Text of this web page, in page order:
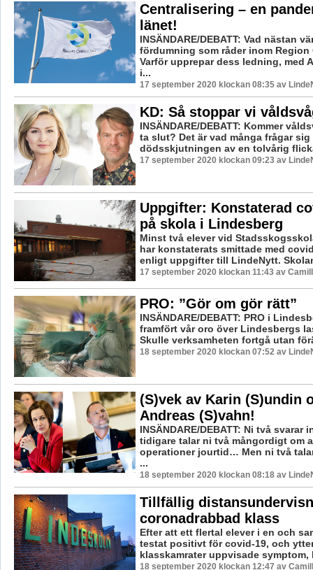
Centralisering – en
länet!
INSÄNDARE/DEBATT: Vad nästan
fördumning som råder inom Region
Varför upprepar dess ledning, med
i...
17 september 2020 klockan 08:35 av
KD: Så stoppar vi
INSÄNDARE/DEBATT: Kommer
ta slut? Det är vad många frågar sig
dödsskjutningen av en tolvårig
17 september 2020 klockan 09:23 av
Uppgifter: Konstaterad
på skola i Lindesberg
Minst två elever vid
har konstaterats smittade med
enligt uppgifter till LindeNytt.
17 september 2020 klockan 11:43 av
PRO: ”Gör om gör rätt”
INSÄNDARE/DEBATT: PRO i
framfört vår oro över Lindesbergs
Skulle verksamheten fortgå utan
18 september 2020 klockan 07:52 av
(S)vek av Karin (S)undin
Andreas (S)vahn!
INSÄNDARE/DEBATT: Ni två svarar
tidigare talar ni två mångordigt om
operationer jourtid… Men ni två
...
18 september 2020 klockan 08:18 av
Tillfällig
coronadrabbad klass
Efter att ett flertal elever i en och
testat positivt för covid-19, och
klasskamrater uppvisade symptom,
18 september 2020 klockan 12:47 av